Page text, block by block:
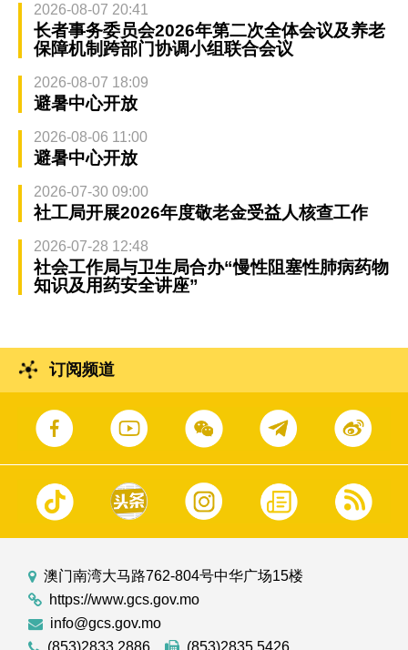
2026-08-07 20:41
长者事务委员会2026年第二次全体会议及养老
保障机制跨部门协调小组联合会议
2026-08-07 18:09
避暑中心开放
2026-08-06 11:00
避暑中心开放
2026-07-30 09:00
社工局开展2026年度敬老金受益人核查工作
2026-07-28 12:48
社会工作局与卫生局合办“慢性阻塞性肺病药物
知识及用药安全讲座”
订阅频道
澳门南湾大马路762-804号中华广场15楼
https://www.gcs.gov.mo
info@gcs.gov.mo
(853)2833 2886
(853)2835 5426